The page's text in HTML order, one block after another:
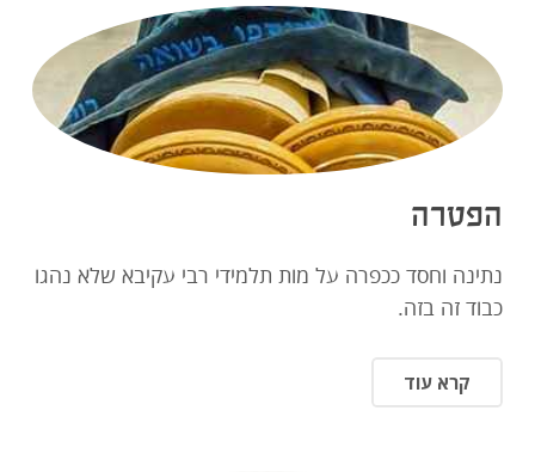
הפטרה
נתינה וחסד ככפרה על מות תלמידי רבי עקיבא שלא נהגו
כבוד זה בזה.
קרא עוד